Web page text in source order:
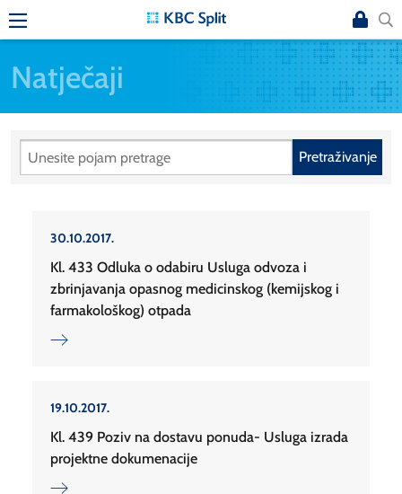
Natječaji
Pretraživanje
30.10.2017.
Kl. 433 Odluka o odabiru Usluga odvoza i
zbrinjavanja opasnog medicinskog (kemijskog i
farmakološkog) otpada
19.10.2017.
Kl. 439 Poziv na dostavu ponuda- Usluga izrada
projektne dokumenacije